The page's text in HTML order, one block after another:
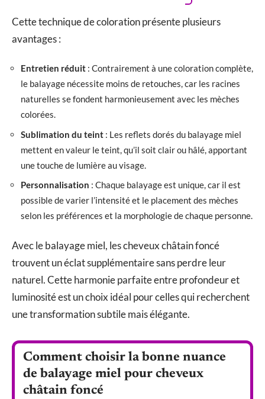
Cette technique de coloration présente plusieurs
avantages :
Entretien réduit : Contrairement à une coloration complète,
le balayage nécessite moins de retouches, car les racines
naturelles se fondent harmonieusement avec les mèches
colorées.
Sublimation du teint : Les reflets dorés du balayage miel
mettent en valeur le teint, qu’il soit clair ou hâlé, apportant
une touche de lumière au visage.
Personnalisation : Chaque balayage est unique, car il est
possible de varier l’intensité et le placement des mèches
selon les préférences et la morphologie de chaque personne.
Avec le balayage miel, les cheveux châtain foncé
trouvent un éclat supplémentaire sans perdre leur
naturel. Cette harmonie parfaite entre profondeur et
luminosité est un choix idéal pour celles qui recherchent
une transformation subtile mais élégante.
Comment choisir la bonne nuance
de balayage miel pour cheveux
châtain foncé